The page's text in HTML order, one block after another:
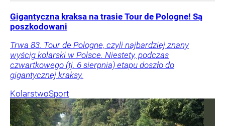
Gigantyczna kraksa na trasie Tour de Pologne! Są
poszkodowani
Trwa 83. Tour de Pologne, czyli najbardziej znany
wyścig kolarski w Polsce. Niestety, podczas
czwartkowego (tj. 6 sierpnia) etapu doszło do
gigantycznej kraksy.
KolarstwoSport